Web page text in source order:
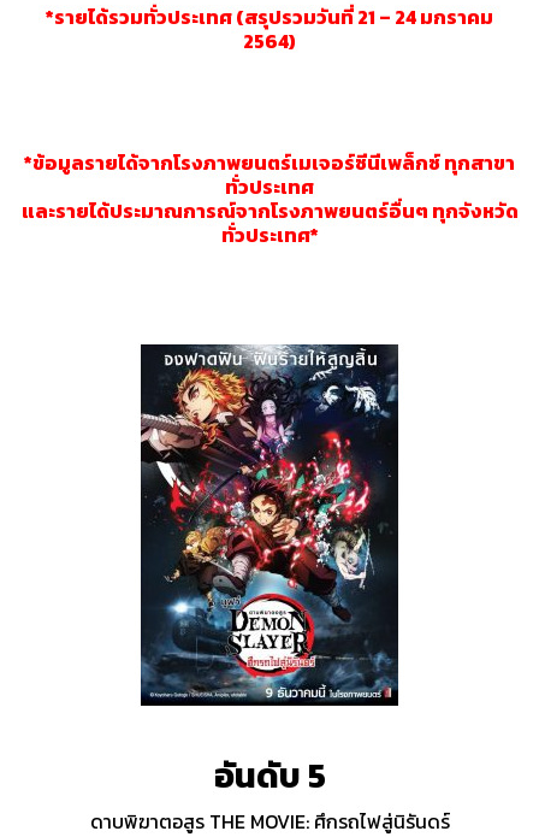
*รายได้รวมทั่วประเทศ (สรุปรวมวันที่ 21 – 24 มกราคม
2564)
*ข้อมูลรายได้จากโรงภาพยนตร์เมเจอร์ซีนีเพล็กซ์ ทุกสาขา
ทั่วประเทศ
และรายได้ประมาณการณ์จากโรงภาพยนตร์อื่นๆ ทุกจังหวัด
ทั่วประเทศ*
อันดับ 5
ดาบพิฆาตอสูร THE MOVIE: ศึกรถไฟสู่นิรันดร์